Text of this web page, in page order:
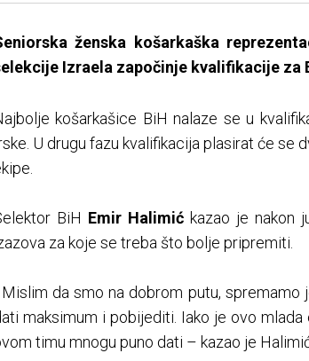
ženska košarkaška
Izraela započinje kvalifikacije za
košarkašice BiH nalaze se u
U drugu fazu kvalifikacija plasirat će
BiH Emir Halimićkazao je nakon
za koje se treba što bolje pripremiti.
da smo na dobrom putu, spremamo
maksimum i pobijediti. Iako je ovo
timu mnogu puno dati – kazao je